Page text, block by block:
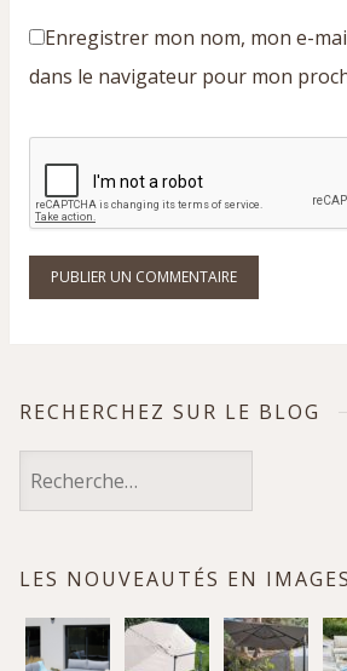
Enregistrer mon nom, mon e-
dans le navigateur pour mon
RECHERCHEZ SUR LE BLOG
Rechercher :
LES NOUVEAUTÉS EN IMAGES